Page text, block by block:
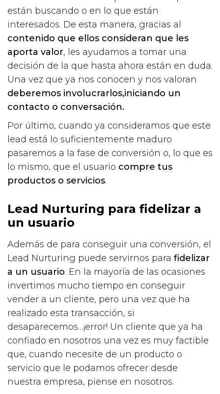
están buscando o en lo que están
interesados. De esta manera, gracias al
contenido que ellos consideran que les
aporta valor, les ayudamos a tomar una
decisión de la que hasta ahora están en duda.
Una vez que ya nos conocen y nos valoran
deberemos involucrarlos,iniciando un
contacto o conversación.
Por último, cuando ya consideramos que este
lead está lo suficientemente maduro
pasaremos a la fase de conversión o, lo que es
lo mismo, que el usuario compre tus
productos o servicios.
Lead Nurturing para fidelizar a
un usuario
Además de para conseguir una conversión, el
Lead Nurturing puede servirnos para fidelizar
a un usuario. En la mayoría de las ocasiones
invertimos mucho tiempo en conseguir
vender a un cliente, pero una vez que ha
realizado esta transacción, si
desaparecemos…¡error! Un cliente que ya ha
confiado en nosotros una vez es muy factible
que, cuando necesite de un producto o
servicio que le podamos ofrecer desde
nuestra empresa, piense en nosotros.